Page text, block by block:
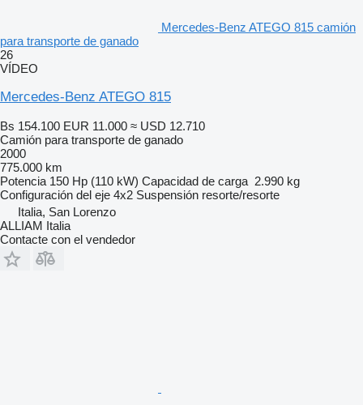
Mercedes-Benz ATEGO 815 camión
para transporte de ganado
26
VÍDEO
Mercedes-Benz ATEGO 815
Bs 154.100 EUR 11.000 ≈ USD 12.710
Camión para transporte de ganado
2000
775.000 km
Potencia 150 Hp (110 kW) Capacidad de carga 2.990 kg
Configuración del eje 4x2 Suspensión resorte/resorte
Italia, San Lorenzo
ALLIAM Italia
Contacte con el vendedor